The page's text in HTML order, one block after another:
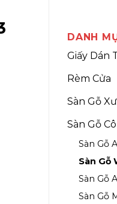
DANH
Giấy Dán
Rèm Cửa
Sàn Gỗ
Sàn Gỗ
Sàn Gỗ
Sàn Gỗ
Sàn Gỗ
Sàn Gỗ